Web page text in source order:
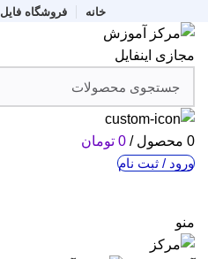
خانه فروشگاه فایل
0 محصول /
0 تومان
ورود / ثبت نام
منو